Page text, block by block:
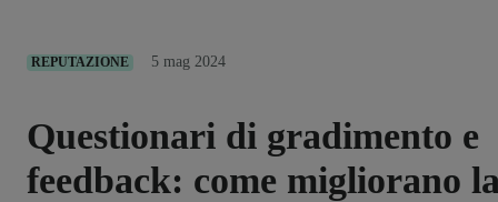
REPUTAZIONE 5 mag 2024
Questionari di gradimento e
feedback: come migliorano